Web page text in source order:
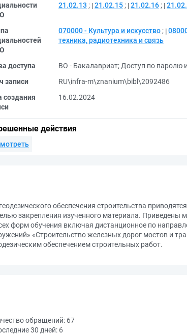
21.02.13 ; 21.02.15 ; 21.02.16 ;
070000 - Культура и искусство ;
техника, радиотехника и связь
доступа ВО - Бакалавриат; Доступ по паролю
записи
RU\infra-m\znanium\bibl\2092486
создания
16.02.2024
действия
обеспечения строительства
закрепления изученного материала. Приведены
форм обучения включая дистанционное по
«Строительство железных дорог мостов и
обеспечением строительных работ.
обращений: 67
30 дней: 6